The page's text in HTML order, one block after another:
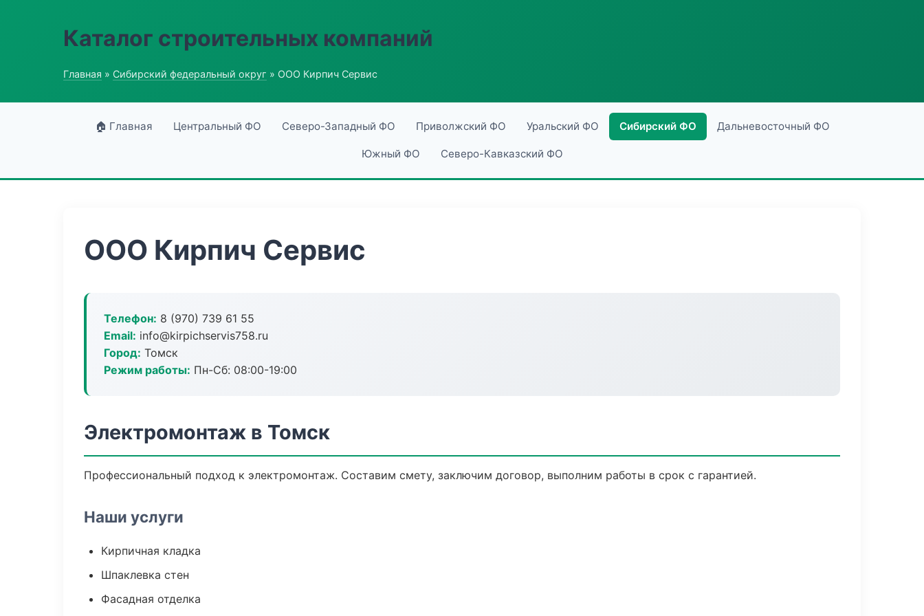
Каталог строительных компаний
Главная » Сибирский федеральный округ » ООО Кирпич Сервис
🏠 Главная Центральный ФО Северо-Западный ФО Приволжский ФО Уральский ФО Сибирский ФО Дальневосточный ФО
Южный ФО Северо-Кавказский ФО
ООО Кирпич Сервис
Телефон: 8 (970) 739 61 55
Email: info@kirpichservis758.ru
Город: Томск
Режим работы: Пн-Сб: 08:00-19:00
Электромонтаж в Томск
Профессиональный подход к электромонтаж. Составим смету, заключим договор, выполним работы в срок с гарантией.
Наши услуги
Кирпичная кладка
Шпаклевка стен
Фасадная отделка